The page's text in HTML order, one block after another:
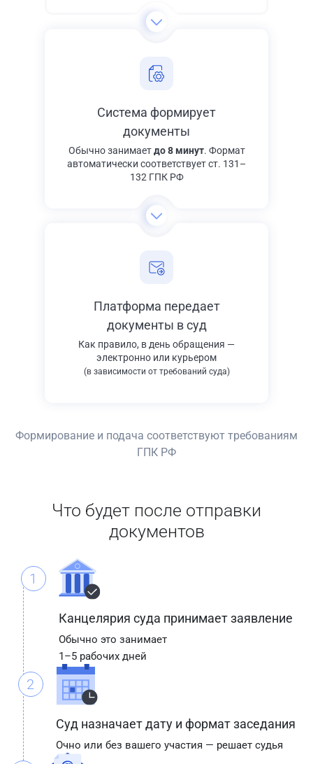
Система формирует
документы
Обычно занимаетдо 8 минут. Формат
автоматически соответствует ст. 131–
132 ГПК РФ
Платформа передает
документы в суд
Как правило, в день обращения —
электронно или курьером
(в зависимости от требований суда)
Формирование и подача соответствуют требованиям
ГПК РФ
Что будет после отправки
документов
1
Канцелярия суда принимает заявление
Обычно это занимает
1–5 рабочих дней
2
Суд назначает дату и формат заседания
Очно или без вашего участия — решает судья